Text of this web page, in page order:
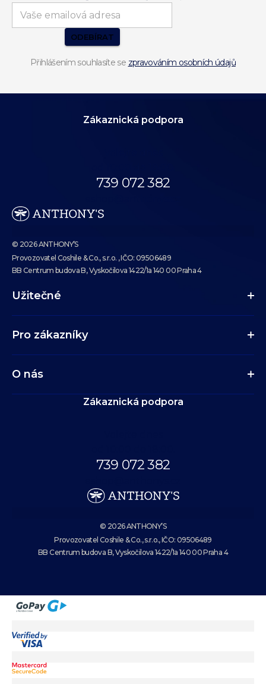
ODEBÍRAT
Přihlášením souhlasíte se zpravováním osobních údajů
Zákaznická podpora
739 072 382
© 2026 ANTHONY’S
Provozovatel Coshile & Co., s.r.o. , IČO: 09506489
BB Centrum budova B, Vyskočilova 1422/1a 140 00 Praha 4
Užitečné
Pro zákazníky
O nás
Zákaznická podpora
739 072 382
© 2026 ANTHONY’S
Provozovatel Coshile & Co., s.r.o., IČO: 09506489
BB Centrum budova B, Vyskočilova 1422/1a 140 00 Praha 4